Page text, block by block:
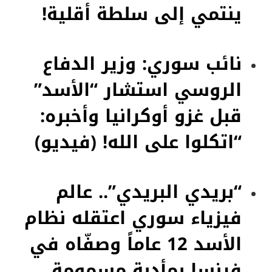
ينتمي إلى سلطة أقلية!
نائب سوري: وزير الدفاع
الروسي استشار “الأسد”
قبل غزو أوكرانيا وأخبره:
“اتكلوا على الله! (فيديو)
“بريدي البريدي”.. عالم
فيزياء سوري اعتقله نظام
الأسد 12 عاماً وصفّاه في